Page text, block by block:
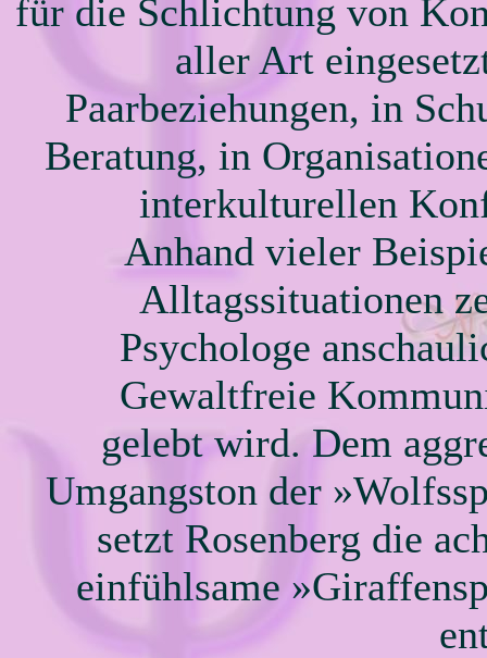
für die Schlichtung von
aller Art
Paarbeziehungen, in
Beratung, in
interkulturellen
Anhand vieler
Alltagssituationen
Psychologe
Gewaltfreie
gelebt wird. Dem
Umgangston der
setzt Rosenberg die
einfühlsame